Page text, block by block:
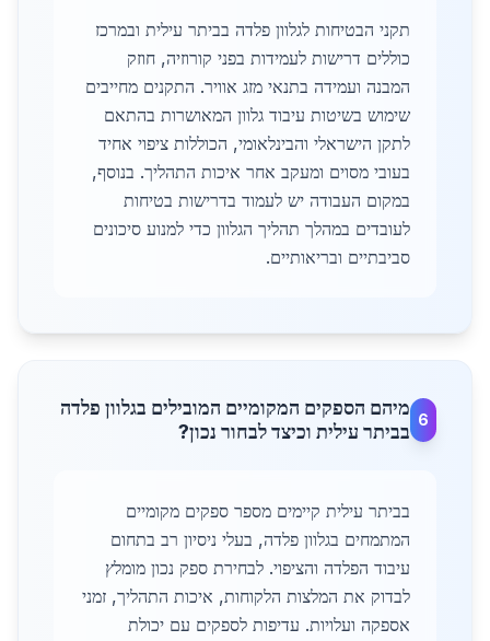
תקני הבטיחות לגלוון פלדה בביתר עילית ובמרכז
כוללים דרישות לעמידות בפני קורוזיה, חוזק
המבנה ועמידה בתנאי מזג אוויר. התקנים מחייבים
שימוש בשיטות עיבוד גלוון המאושרות בהתאם
לתקן הישראלי והבינלאומי, הכוללות ציפוי אחיד
בעובי מסוים ומעקב אחר איכות התהליך. בנוסף,
במקום העבודה יש לעמוד בדרישות בטיחות
לעובדים במהלך תהליך הגלוון כדי למנוע סיכונים
סביבתיים ובריאותיים.
6
מיהם הספקים המקומיים המובילים בגלוון פלדה
בביתר עילית וכיצד לבחור נכון?
בביתר עילית קיימים מספר ספקים מקומיים
המתמחים בגלוון פלדה, בעלי ניסיון רב בתחום
עיבוד הפלדה והציפוי. לבחירת ספק נכון מומלץ
לבדוק את המלצות הלקוחות, איכות התהליך, זמני
אספקה ועלויות. עדיפות לספקים עם יכולת